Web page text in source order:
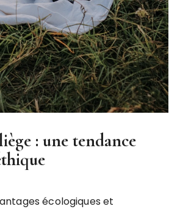
: une tendance
écologiques et